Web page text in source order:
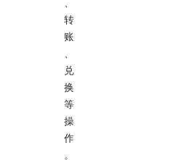
转
账
兑
换
等
操
作
。